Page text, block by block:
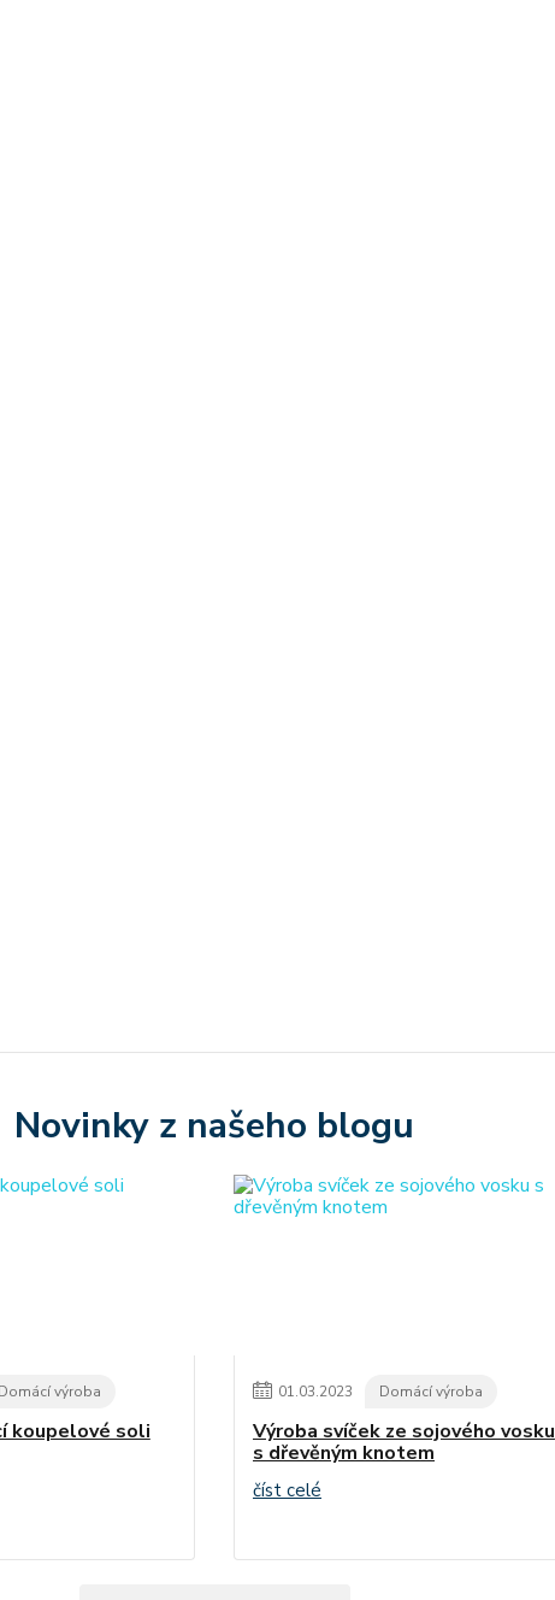
Novinky z našeho blogu
Domácí výroba
koupelové soli
01.03.2023 Domácí výroba
Výroba svíček ze sojového vosku
s dřevěným knotem
číst celé